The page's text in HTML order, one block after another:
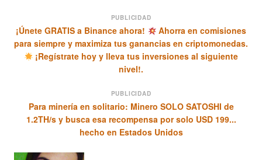
PUBLICIDAD
¡Únete GRATIS a Binance ahora!
Ahorra en comisiones
para siempre y maximiza tus ganancias en criptomonedas.
¡Regístrate hoy y lleva tus inversiones al siguiente
nivel!.
PUBLICIDAD
Para minería en solitario: Minero SOLO SATOSHI de
1.2TH/s y busca esa recompensa por solo USD 199...
hecho en Estados Unidos